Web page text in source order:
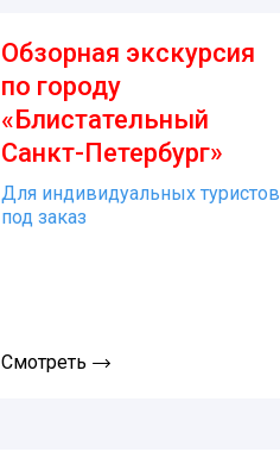
Обзорная экскурсия
по городу
«Блистательный
Санкт-Петербург»
Для индивидуальных туристов
под заказ
Смотреть